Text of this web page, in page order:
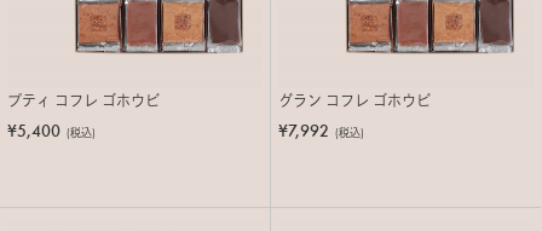
プティ コフレ ゴホウビ
¥5,400 (税込)
グラン コフレ ゴホウビ
¥7,992 (税込)